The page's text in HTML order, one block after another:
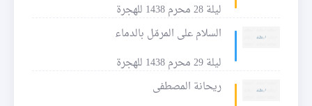
ليلة 28 محرم 1438 للهجرة
السلام على المرمّل بالدماء
ليلة 29 محرم 1438 للهجرة
ريحانة المصطفى